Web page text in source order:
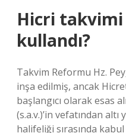
Hicri
kullandı?
Takvim Reformu Hz.
inşa edilmiş, ancak
başlangıcı olarak esas
(s.a.v.)’in vefatından altı
halifeliği sırasında